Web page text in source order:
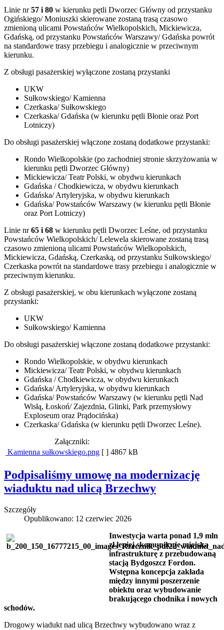
Linie nr57 i 80 w kierunku pętli Dworzec Główny od przystanku
Ogińskiego/ Moniuszki skierowane zostaną trasą czasowo
zmienioną ulicami Powstańców Wielkopolskich, Mickiewicza,
Gdańską, od przystanku Powstańców Warszawy/ Gdańska powrót
na standardowe trasy przebiegu i analogicznie w przeciwnym
kierunku.
Z obsługi pasażerskiej wyłączone zostaną przystanki
UKW
Sułkowskiego/ Kamienna
Czerkaska/ Sułkowskiego
Czerkaska/ Gdańska (w kierunku pętli Błonie oraz Port
Lotniczy)
Do obsługi pasażerskiej włączone zostaną dodatkowe przystanki:
Rondo Wielkopolskie (po zachodniej stronie skrzyżowania w
kierunku pętli Dworzec Główny)
Mickiewicza/ Teatr Polski, w obydwu kierunkach
Gdańska / Chodkiewicza, w obydwu kierunkach
Gdańska/ Artyleryjska, w obydwu kierunkach
Gdańska/ Powstańców Warszawy (w kierunku pętli Błonie
oraz Port Lotniczy)
Linie nr65 i 68 w kierunku pętli Dworzec Leśne, od przystanku
Powstańców Wielkopolskich/ Lelewela skierowane zostaną trasą
czasowo zmienioną ulicami Powstańców Wielkopolskich,
Mickiewicza, Gdańską, Czerkaską, od przystanku Sułkowskiego/
Czerkaska powrót na standardowe trasy przebiegu i analogicznie w
przeciwnym kierunku.
Z obsługi pasażerskiej, w obu kierunkach wyłączone zostaną
przystanki:
UKW
Sułkowskiego/ Kamienna
Do obsługi pasażerskiej włączone zostaną dodatkowe przystanki:
Rondo Wielkopolskie, w obydwu kierunkach
Mickiewicza/ Teatr Polski, w obydwu kierunkach
Gdańska / Chodkiewicza, w obydwu kierunkach
Gdańska/ Artyleryjska, w obydwu kierunkach
Gdańska/ Powstańców Warszawy (w kierunku pętli Nad
Wisłą, Łoskoń/ Zajezdnia, Glinki, Park przemysłowy
Exploseum oraz Prądocińska)
Czerkaska/ Gdańska (w kierunku pętli Dworzec Leśne).
Załączniki:
Kamienna sułkowskiego.png [ ] 4867 kB
Podpisaliśmy umowę na modernizację
wiaduktu nad ulicą Brzechwy
Szczegóły
Opublikowano: 12 czerwiec 2026
Inwestycja warta ponad 1,9 mln
zł lepiej skomunikuje miejską
infrastrukturę z przebudowaną
stacją Bydgoszcz Fordon.
Wstępna koncepcja zakłada
między innymi poszerzenie
obiektu oraz wybudowanie
brakującego chodnika i nowych
schodów.
Drogowy wiadukt nad ulicą Brzechwy wybudowano wraz z